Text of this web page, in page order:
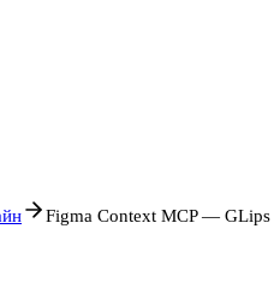
Figma Context MCP — GLips